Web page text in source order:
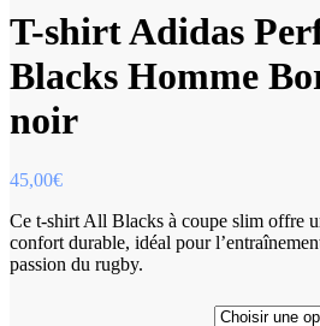
T-shirt Adidas
Blacks Homme
noir
45,00€
Ce t-shirt All Blacks à coupe slim offre
confort durable, idéal pour
passion du rugby.